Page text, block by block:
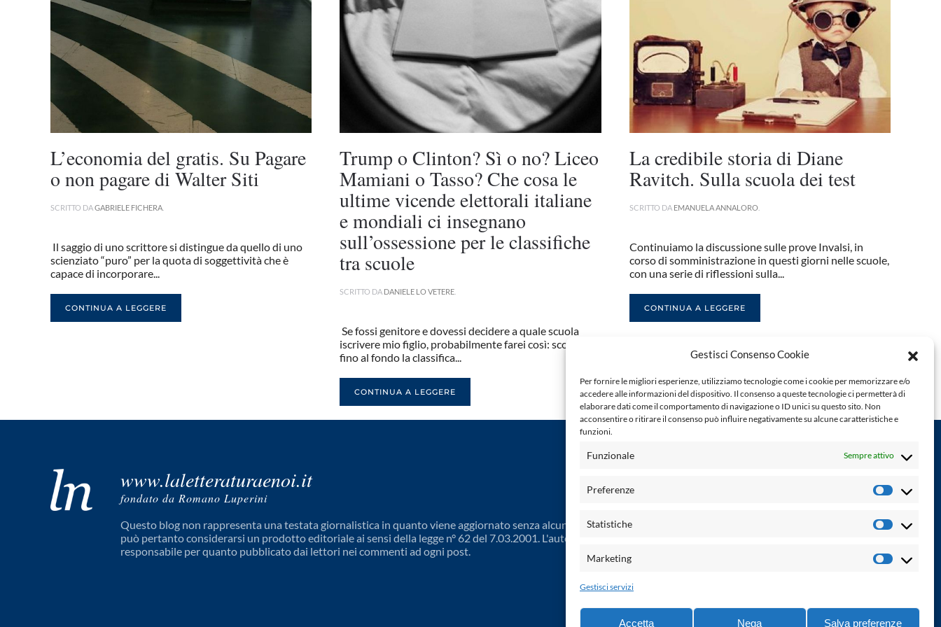
Gestisci Consenso Cookie
Per fornire le migliori esperienze, utilizziamo tecnologie come i cookie per memorizzare e/o
accedere alle informazioni del dispositivo. Il consenso a queste tecnologie ci permetterà di
elaborare dati come il comportamento di navigazione o ID unici su questo sito. Non
acconsentire o ritirare il consenso può influire negativamente su alcune caratteristiche e
funzioni.
Funzionale Sempre attivo
Preferenze
Statistiche
Marketing
Gestisci servizi
Accetta Nega Salva preferenze
L’economia del gratis. Su Pagare
o non pagare di Walter Siti
SCRITTO DAGABRIELE FICHERA
Il saggio di uno scrittore si distingue da quello di uno
scienziato “puro” per la quota di soggettività che è
capace di incorporare...
CONTINUA A LEGGERE
Trump o Clinton? Sì o no? Liceo
Mamiani o Tasso? Che cosa le
ultime vicende elettorali italiane
e mondiali ci insegnano
sull’ossessione per le classifiche
tra scuole
SCRITTO DA DANIELE LO VETERE
Se fossi genitore e dovessi decidere a quale scuola
iscrivere mio figlio, probabilmente farei così: scorrerei
fino al fondo la classifica...
CONTINUA A LEGGERE
La credibile storia di Diane
Ravitch. Sulla scuola dei test
SCRITTO DA EMANUELA ANNALORO.
Continuiamo la discussione sulle prove Invalsi, in
corso di somministrazione in questi giorni nelle scuole,
con una serie di riflessioni sulla...
CONTINUA A LEGGERE
www.laletteraturaenoi.it
fondato da Romano Luperini
Questo blog non rappresenta una testata giornalistica in quanto viene aggiornato senza alcuna periodicità. Non
può pertanto considerarsi un prodotto editoriale ai sensi della legge n° 62 del 7.03.2001. L'autore non è
responsabile per quanto pubblicato dai lettori nei commenti ad ogni post.
letteraturaenoi.redazione@gmail.com